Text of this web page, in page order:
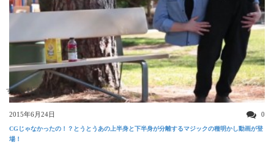
すごい動画
2015年6月24日 0
CGじゃなかったの！？とうとうあの上半身と下半身が分離するマジックの種明かし動画が登
場！